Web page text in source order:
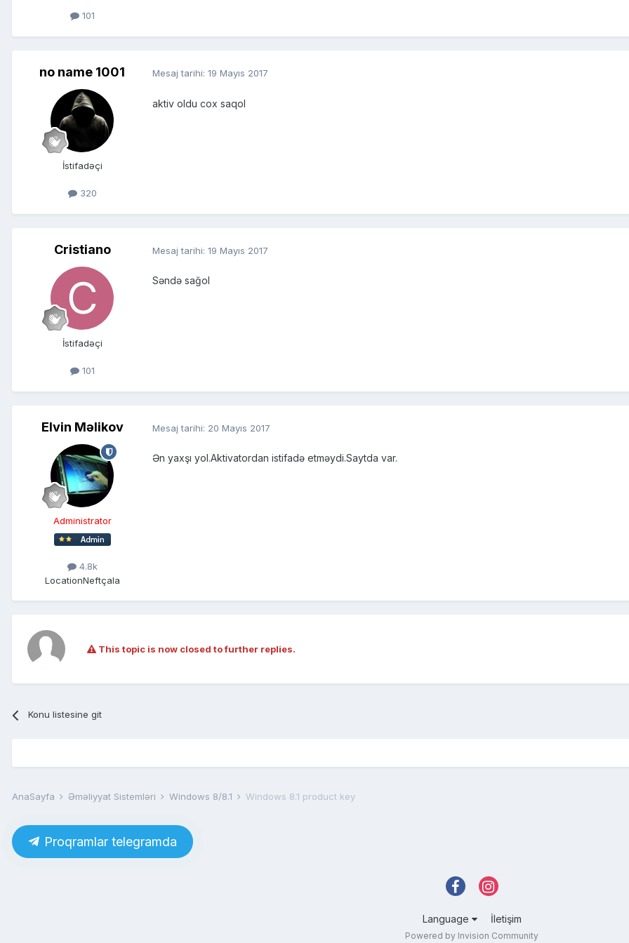
101
no name 1001
İstifadəçi
320
Mesaj tarihi: 19 Mayıs 2017
aktiv oldu cox saqol
Cristiano
İstifadəçi
101
Mesaj tarihi: 19 Mayıs 2017
Səndə sağol
Elvin Məlikov
Administrator
4.8k
LocationNeftçala
Mesaj tarihi: 20 Mayıs 2017
Ən yaxşı yol.Aktivatordan istifadə etməydi.Saytda var.
This topic is now closed to further replies.
Konu listesine git
AnaSayfa Əməliyyat Sistemləri Windows 8/8.1 Windows 8.1 product key
Proqramlar telegramda
Language İletişim
Powered by Invision Community